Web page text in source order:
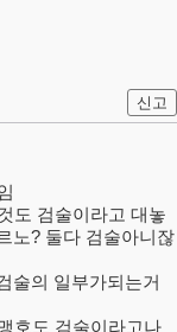
신고
도 검술이라고 대놓
노? 둘다 검술아니잖
술의 일부가되는거
호도 검술이라고나